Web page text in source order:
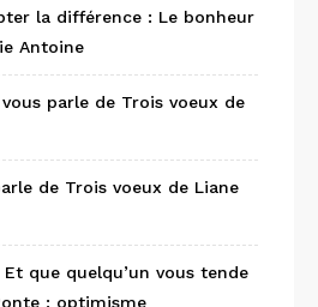
la différence : Le bonheur
Antoine
parle de Trois voeux de
de Trois voeux de Liane
Et que quelqu’un vous tende
: optimisme